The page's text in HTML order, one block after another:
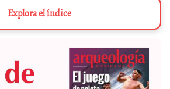
Explora el índice